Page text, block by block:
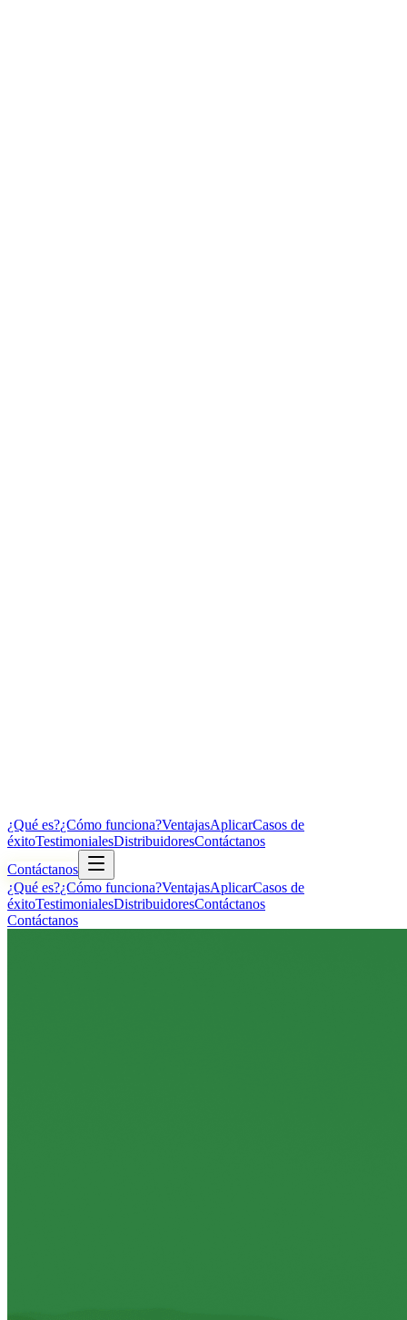
¿Qué es?¿Cómo funciona?VentajasAplicarCasos de
éxitoTestimonialesDistribuidoresContáctanos
Contáctanos
¿Qué es?¿Cómo funciona?VentajasAplicarCasos de
éxitoTestimonialesDistribuidoresContáctanos
Contáctanos